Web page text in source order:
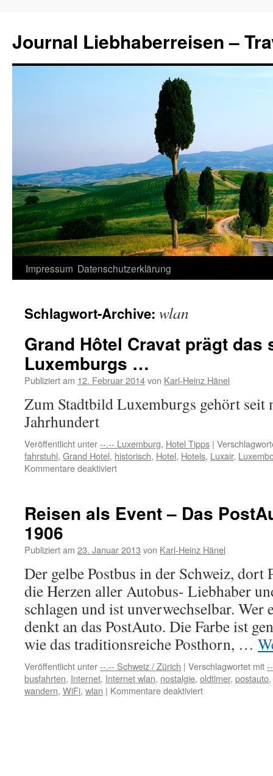
Journal Liebhaberreisen –
Zum
springen
Impressum Datenschutzerklärung
Schlagwort-Archive: wlan
Grand Hôtel Cravat prägt das
Luxemburgs …
Publiziert am 12. Februar 2014von Karl-Heinz Hänel
Zum Stadtbild Luxemburgs gehört seit
Jahrhundert
Veröffentlicht unter--.-- Luxemburg, Hotel Tipps |
fahrstuhl, Grand Hotel, historisch, Hotel, Hotels, Luxair,
Kommentare deaktiviertfür
prägt
Stadtbild
…
Reisen als Event – Das
1906
Publiziert am 23. Januar 2013 von Karl-Heinz Hänel
Der gelbe Postbus in der Schweiz, dort
die Herzen aller Autobus- Liebhaber
schlagen und ist unverwechselbar. Wer
denkt an das PostAuto. Die Farbe ist
wie das traditionsreiche Posthorn, …
Veröffentlicht unter--.-- Schweiz / Zürich | Verschlagwortet mit
busfahrten, Internet, Internet wlan, nostalgie, oldtimer, postauto,
wandern, WiFi, wlan | Kommentare deaktiviertfür